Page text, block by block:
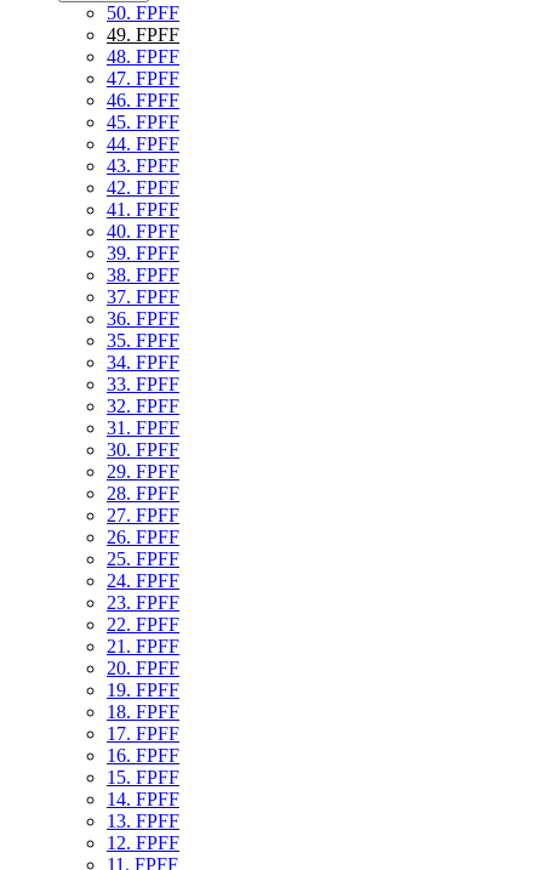
50. FPFF
49. FPFF
48. FPFF
47. FPFF
46. FPFF
45. FPFF
44. FPFF
43. FPFF
42. FPFF
41. FPFF
40. FPFF
39. FPFF
38. FPFF
37. FPFF
36. FPFF
35. FPFF
34. FPFF
33. FPFF
32. FPFF
31. FPFF
30. FPFF
29. FPFF
28. FPFF
27. FPFF
26. FPFF
25. FPFF
24. FPFF
23. FPFF
22. FPFF
21. FPFF
20. FPFF
19. FPFF
18. FPFF
17. FPFF
16. FPFF
15. FPFF
14. FPFF
13. FPFF
12. FPFF
11. FPFF